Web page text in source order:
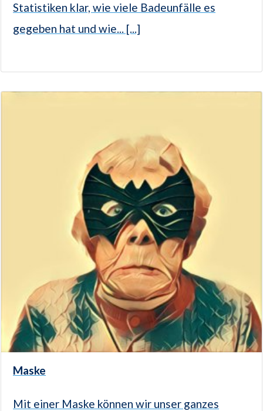
Statistiken klar, wie viele Badeunfälle es
gegeben hat und wie... [...]
Maske
Mit einer Maske können wir unser ganzes